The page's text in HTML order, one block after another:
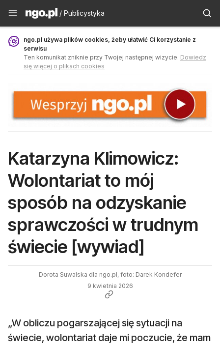
Publicystyka - ngo.pl
/ Publicystyka
ngo.pl używa plików cookies, żeby ułatwić Ci korzystanie z
serwisu
Ten komunikat zniknie przy Twojej następnej wizycie. Dowiedz
się więcej o plikach cookies
Katarzyna Klimowicz:
Wolontariat to mój
sposób na odzyskanie
sprawczości w trudnym
świecie [wywiad]
Dorota Suwalska dla ngo.pl, foto: Darek Kondefer
9 kwietnia 2026
„W obliczu pogarszającej się sytuacji na
świecie, wolontariat daje mi poczucie, że mam